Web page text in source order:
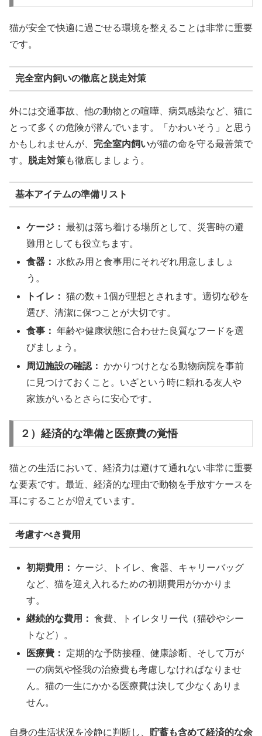
猫が安全で快適に過ごせる環境を整えることは非常に重要
です。
完全室内飼いの徹底と脱走対策
外には交通事故、他の動物との喧嘩、病気感染など、猫に
とって多くの危険が潜んでいます。「かわいそう」と思う
かもしれませんが、 完全室内飼いが猫の命を守る最善策で
す。 脱走対策も徹底しましょう。
基本アイテムの準備リスト
ケージ： 最初は落ち着ける場所として、災害時の避
難用としても役立ちます。
食器：
水飲み用と食事用にそれぞれ用意しましょ
う。
トイレ： 猫の数＋1個が理想とされます。適切な砂を
選び、清潔に保つことが大切です。
食事： 年齢や健康状態に合わせた良質なフードを選
びましょう。
周辺施設の確認： かかりつけとなる動物病院を事前
に見つけておくこと。いざという時に頼れる友人や
家族がいるとさらに安心です。
２）経済的な準備と医療費の覚悟
猫との生活において、経済力は避けて通れない非常に重要
な要素です。最近、経済的な理由で動物を手放すケースを
耳にすることが増えています。
考慮すべき費用
初期費用： ケージ、トイレ、食器、キャリーバッグ
など、猫を迎え入れるための初期費用がかかりま
す。
継続的な費用： 食費、トイレタリー代（猫砂やシー
トなど）。
医療費：
定期的な予防接種、健康診断、そして万が
一の病気や怪我の治療費も考慮しなければなりませ
ん。猫の一生にかかる医療費は決して少なくありま
せん。
自身の生活状況を冷静に判断し、 貯蓄も含めて経済的な余